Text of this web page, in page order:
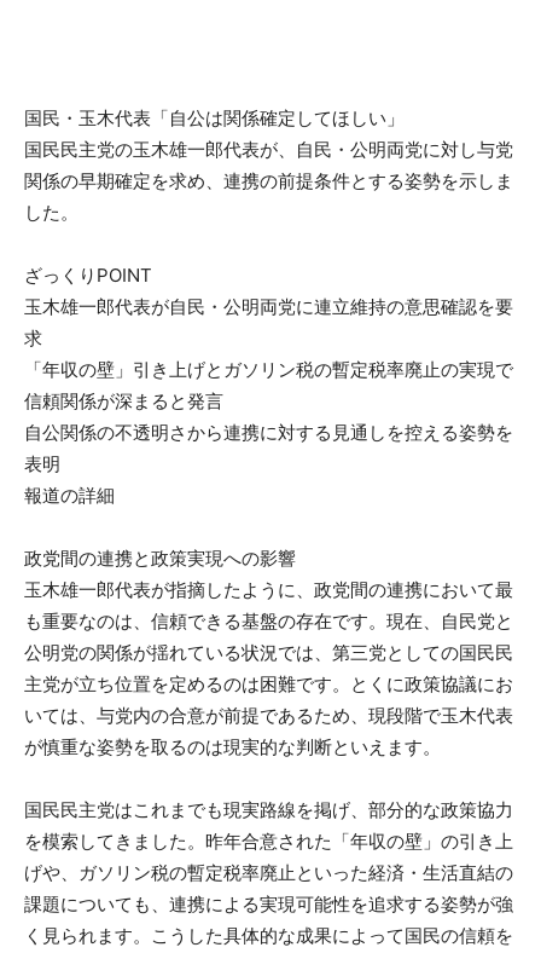
国民・玉木代表「自公は関係確定してほしい」
国民民主党の玉木雄一郎代表が、自民・公明両党に対し与党
関係の早期確定を求め、連携の前提条件とする姿勢を示しま
した。
ざっくりPOINT
玉木雄一郎代表が自民・公明両党に連立維持の意思確認を要
求
「年収の壁」引き上げとガソリン税の暫定税率廃止の実現で
信頼関係が深まると発言
自公関係の不透明さから連携に対する見通しを控える姿勢を
表明
報道の詳細
政党間の連携と政策実現への影響
玉木雄一郎代表が指摘したように、政党間の連携において最
も重要なのは、信頼できる基盤の存在です。現在、自民党と
公明党の関係が揺れている状況では、第三党としての国民民
主党が立ち位置を定めるのは困難です。とくに政策協議にお
いては、与党内の合意が前提であるため、現段階で玉木代表
が慎重な姿勢を取るのは現実的な判断といえます。
国民民主党はこれまでも現実路線を掲げ、部分的な政策協力
を模索してきました。昨年合意された「年収の壁」の引き上
げや、ガソリン税の暫定税率廃止といった経済・生活直結の
課題についても、連携による実現可能性を追求する姿勢が強
く見られます。こうした具体的な成果によって国民の信頼を